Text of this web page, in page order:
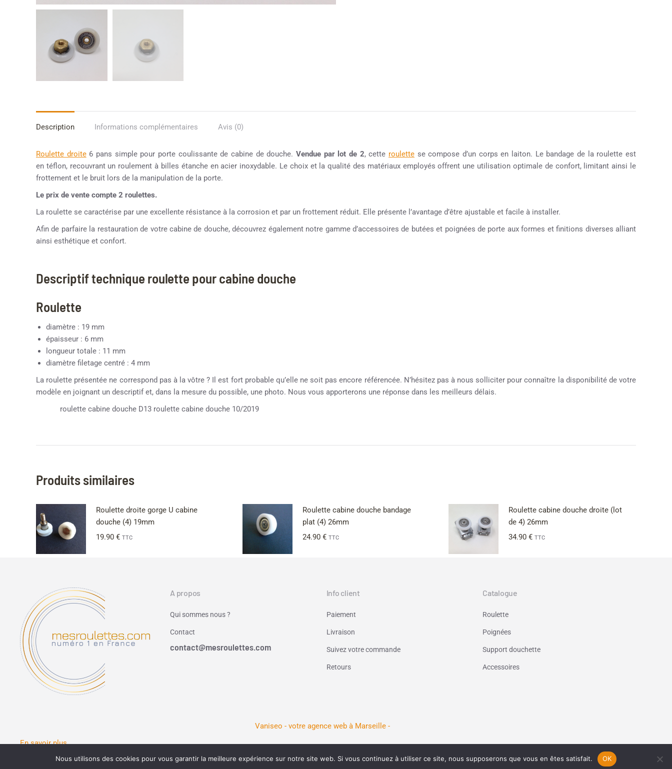
Description Informations complémentaires Avis (0)
Roulette droite6 pans simple pour porte coulissante de cabine de douche.Vendue par lot de 2, cette roulette se compose d’un corps en laiton. Le bandage de la roulette est
en téflon, recouvrant un roulement à billes étanche en acier inoxydable. Le choix et la qualité des matériaux employés offrent une utilisation optimale de confort, limitant ainsi le
frottement et le bruit lors de la manipulation de la porte.
Le prix de vente compte 2 roulettes.
La roulette se caractérise par une excellente résistance à la corrosion et par un frottement réduit. Elle présente l’avantage d’être ajustable et facile à installer.
Afin de parfaire la restauration de votre cabine de douche, découvrez également notre gamme d’accessoires de butées et poignées de porte aux formes et finitions diverses alliant
ainsi esthétique et confort.
Descriptif technique roulette pour cabine douche
Roulette
diamètre : 19 mm
épaisseur : 6 mm
longueur totale : 11 mm
diamètre filetage centré : 4 mm
La roulette présentée ne correspond pas à la vôtre ? Il est fort probable qu’elle ne soit pas encore référencée. N’hésitez pas à nous solliciter pour connaître la disponibilité de votre
modèle en joignant un descriptif et, dans la mesure du possible, une photo. Nous vous apporterons une réponse dans les meilleurs délais.
roulette cabine douche D13 roulette cabine douche 10/2019
Produits similaires
Roulette droite gorge U cabine
douche (4) 19mm
19.90 € TTC
Roulette cabine douche bandage
plat (4) 26mm
24.90 € TTC
Roulette cabine douche droite (lot
de 4) 26mm
34.90 € TTC
A propos
Qui sommes nous ?
Contact
contact@mesroulettes.com
Info client
Paiement
Livraison
Suivez votre commande
Retours
Catalogue
Roulette
Poignées
Support douchette
Accessoires
Vaniseo - votre agence web à Marseille -
En savoir plus
Nous utilisons des cookies pour vous garantir la meilleure expérience sur notre site web. Si vous continuez à utiliser ce site, nous supposerons que vous en êtes satisfait. OK